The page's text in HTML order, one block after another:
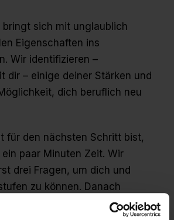
bringt sich mit unglaublich
Eigenschaften ins
Wir identifizieren –
dir – einige deiner Stärken und
dich beruflich neu
für den nächsten Schritt bist,
paar Minuten Zeit. Wir
drei Fragen, um dich und
zu können. Danach
fiktiven Berufsalltag mit